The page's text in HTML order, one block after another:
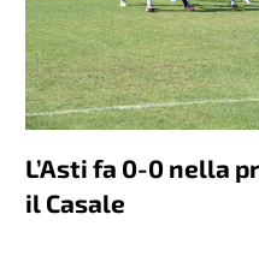
L’Asti fa 0-0 nella
il Casale